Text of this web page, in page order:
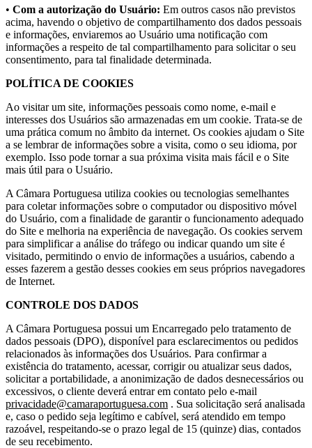
• Com a autorização do Usuário: Em outros casos não previstos
acima, havendo o objetivo de compartilhamento dos dados pessoais
e informações, enviaremos ao Usuário uma notificação com
informações a respeito de tal compartilhamento para solicitar o seu
consentimento, para tal finalidade determinada.
POLÍTICA DE COOKIES
Ao visitar um site, informações pessoais como nome, e-mail e
interesses dos Usuários são armazenadas em um cookie. Trata-se de
uma prática comum no âmbito da internet. Os cookies ajudam o Site
a se lembrar de informações sobre a visita, como o seu idioma, por
exemplo. Isso pode tornar a sua próxima visita mais fácil e o Site
mais útil para o Usuário.
A Câmara Portuguesa utiliza cookies ou tecnologias semelhantes
para coletar informações sobre o computador ou dispositivo móvel
do Usuário, com a finalidade de garantir o funcionamento adequado
do Site e melhoria na experiência de navegação. Os cookies servem
para simplificar a análise do tráfego ou indicar quando um site é
visitado, permitindo o envio de informações a usuários, cabendo a
esses fazerem a gestão desses cookies em seus próprios navegadores
de Internet.
CONTROLE DOS DADOS
A Câmara Portuguesa possui um Encarregado pelo tratamento de
dados pessoais (DPO), disponível para esclarecimentos ou pedidos
relacionados às informações dos Usuários. Para confirmar a
existência do tratamento, acessar, corrigir ou atualizar seus dados,
solicitar a portabilidade, a anonimização de dados desnecessários ou
excessivos, o cliente deverá entrar em contato pelo e-mail
privacidade@camaraportuguesa.com . Sua solicitação será analisada
e, caso o pedido seja legítimo e cabível, será atendido em tempo
razoável, respeitando-se o prazo legal de 15 (quinze) dias, contados
de seu recebimento.